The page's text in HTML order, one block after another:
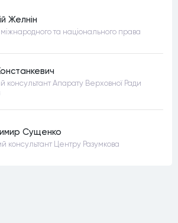
Желнін
міжнародного та національного права
консультант Апарату Верховної Ради
Сущенко
консультант Центру Разумкова